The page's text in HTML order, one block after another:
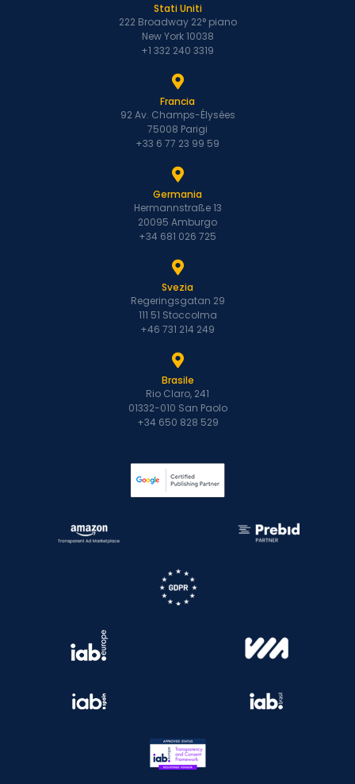
Stati Uniti
222 Broadway 22° piano
New York 10038
+1 332 240 3319
Francia
92 Av. Champs-Élysées
75008 Parigi
+33 6 77 23 99 59
Germania
Hermannstraße 13
20095 Amburgo
+34 681 026 725
Svezia
Regeringsgatan 29
111 51 Stoccolma
+46 731 214 249
Brasile
Rio Claro, 241
01332-010 San Paolo
+34 650 828 529